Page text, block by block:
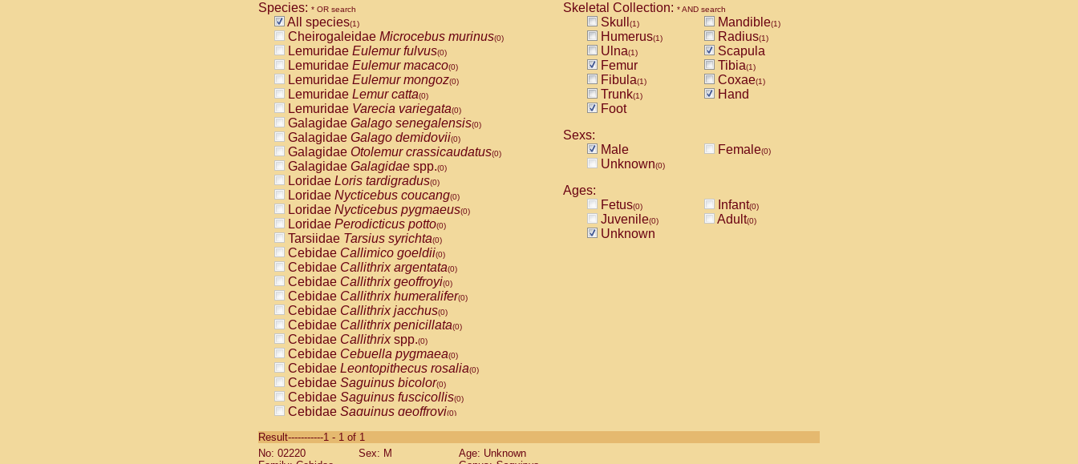
Species: * OR search
All species(1)
Cheirogaleidae Microcebus murinus(0)
Lemuridae Eulemur fulvus(0)
Lemuridae Eulemur macaco(0)
Lemuridae Eulemur mongoz(0)
Lemuridae Lemur catta(0)
Lemuridae Varecia variegata(0)
Galagidae Galago senegalensis(0)
Galagidae Galago demidovii(0)
Galagidae Otolemur crassicaudatus(0)
Galagidae Galagidae spp.(0)
Loridae Loris tardigradus(0)
Loridae Nycticebus coucang(0)
Loridae Nycticebus pygmaeus(0)
Loridae Perodicticus potto(0)
Tarsiidae Tarsius syrichta(0)
Cebidae Callimico goeldii(0)
Cebidae Callithrix argentata(0)
Cebidae Callithrix geoffroyi(0)
Cebidae Callithrix humeralifer(0)
Cebidae Callithrix jacchus(0)
Cebidae Callithrix penicillata(0)
Cebidae Callithrixspp.(0)
Cebidae Cebuella pygmaea(0)
Cebidae Leontopithecus rosalia(0)
Cebidae Saguinus bicolor(0)
Cebidae Saguinus fuscicollis(0)
Cebidae Saguinus geoffroyi(0)
CebidaeSaguinus labiatus(0)
Cebidae Saguinus leucopus (0)
Skeletal Collection: * AND search
Skull (1) Mandible(1)
Humerus(1) Radius(1)
Ulna(1)
Scapula
Femur
Tibia(1)
Fibula(1) Coxae(1)
Trunk(1)
Hand
Foot
Sexs:
Male
Female(0)
Unknown(0)
Ages:
Fetus(0) Infant(0)
Juvenile(0) Adult(0)
Unknown
Result-----------1 - 1 of 1
No: 02220
Sex: M
Age: Unknown